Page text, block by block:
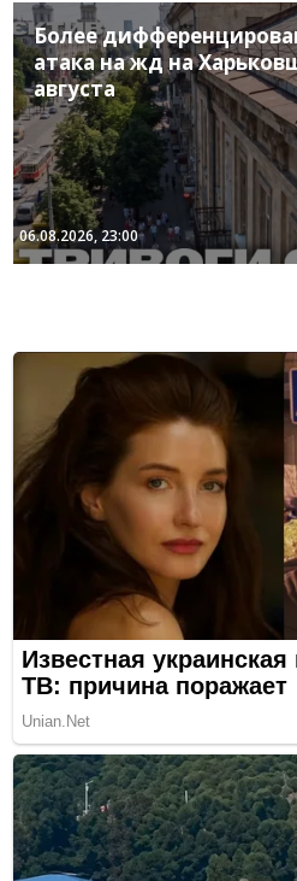
Более
атака на жд на
августа
06.08.2026, 23:00